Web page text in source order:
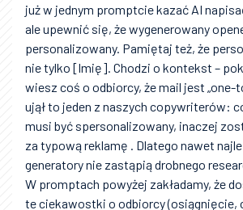
już w jednym promptcie kazać AI
ale upewnić się, że wygenerowany
personalizowany. Pamiętaj też, że
nie tylko [Imię]. Chodzi o kontekst –
wiesz coś o odbiorcy, że mail jest „one-
ujął to jeden z naszych copywriterów:
musi być spersonalizowany, inaczej
za typową reklamę . Dlatego nawet
generatory nie zastąpią drobnego
W promptach powyżej zakładamy, że
te ciekawostki o odbiorcy (osiągnięcie,